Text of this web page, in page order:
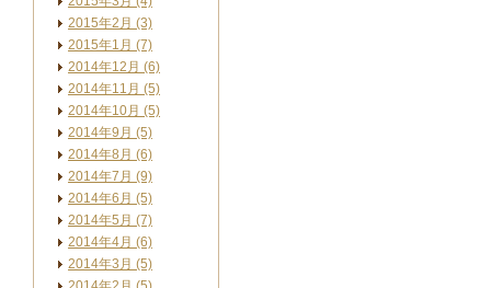
2015年2月 (3)
2015年1月 (7)
2014年12月 (6)
2014年11月 (5)
2014年10月 (5)
2014年9月 (5)
2014年8月 (6)
2014年7月 (9)
2014年6月 (5)
2014年5月 (7)
2014年4月 (6)
2014年3月 (5)